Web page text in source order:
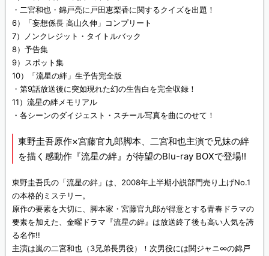
・二宮和也・錦戸亮に戸田恵梨香に関するクイズを出題！
6）「妄想係長 高山久伸」コンプリート
7）ノンクレジット・タイトルバック
8）予告集
9）スポット集
10）「流星の絆」生予告完全版
・第9話放送後に突如現れた幻の生告白を完全収録！
11）流星の絆メモリアル
・各シーンのダイジェスト・スチール写真を曲にのせて！
東野圭吾原作×宮藤官九郎脚本、二宮和也主演で兄妹の絆
を描く感動作『流星の絆』が待望のBlu-ray BOXで登場!!
東野圭吾氏の「流星の絆」は、2008年上半期小説部門売り上げNo.1
の本格的ミステリー。
原作の要素を大切に、脚本家・宮藤官九郎が得意とする青春ドラマの
要素を加えた、金曜ドラマ『流星の絆』は放送終了後も高い人気を誇
る名作!!
主演は嵐の二宮和也（3兄弟長男役）！次男役には関ジャニ∞の錦戸